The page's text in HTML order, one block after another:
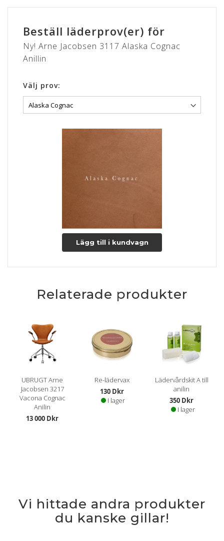
Beställ läderprov(er) för
Ny! Arne Jacobsen 3117 Alaska Cognac
Anillin
Välj prov:
Lägg till i kundvagn
Relaterade produkter
UBRUGT Arne
Jacobsen 3217
Vacona Cognac
Anilin
13 000 Dkr
Re-lädervax
130 Dkr
I lager
Lädervårdskit A till
anilin
350 Dkr
I lager
Vi hittade andra produkter
du kanske gillar!